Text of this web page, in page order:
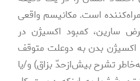
است. مکانیسم واقعی
سارین، کمبود اکسیژن در
بدن به­ دوعلت متوقف
تشرح بیش‌­ازحدّ بزاق) و/یا